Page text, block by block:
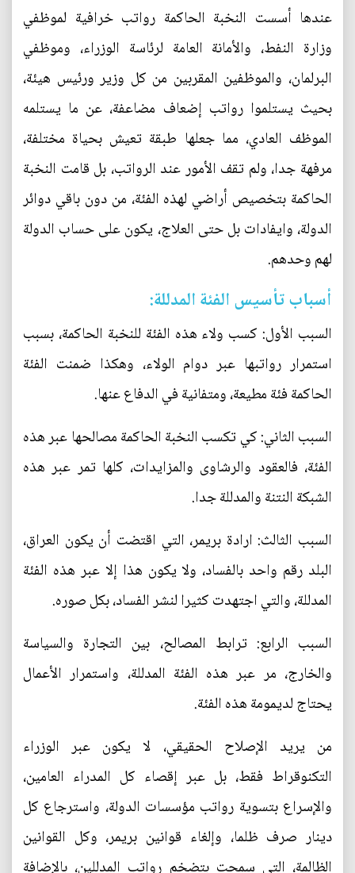
عندها أسست النخبة الحاكمة رواتب خرافية لموظفي
وزارة النفط، والأمانة العامة لرئاسة الوزراء، وموظفي
البرلمان، والموظفين المقربين من كل وزير ورئيس هيئة،
بحيث يستلموا رواتب إضعاف مضاعفة، عن ما يستلمه
الموظف العادي، مما جعلها طبقة تعيش بحياة مختلفة،
مرفهة جدا، ولم تقف الأمور عند الرواتب، بل قامت النخبة
الحاكمة بتخصيص أراضي لهذه الفئة، من دون باقي دوائر
الدولة، وايفادات بل حتى العلاج، يكون على حساب الدولة
لهم وحدهم.
أسباب تأسيس الفئة المدللة:
السبب الأول: كسب ولاء هذه الفئة للنخبة الحاكمة، بسبب
استمرار رواتبها عبر دوام الولاء، وهكذا ضمنت الفئة
الحاكمة فئة مطيعة، ومتفانية في الدفاع عنها.
السبب الثاني: كي تكسب النخبة الحاكمة مصالحها عبر هذه
الفئة، فالعقود والرشاوى والمزايدات، كلها تمر عبر هذه
الشبكة النتنة والمدللة جدا.
السبب الثالث: ارادة بريمر، التي اقتضت أن يكون العراق،
البلد رقم واحد بالفساد، ولا يكون هذا إلا عبر هذه الفئة
المدللة، والتي اجتهدت كثيرا لنشر الفساد، بكل صوره.
السبب الرابع: ترابط المصالح، بين التجارة والسياسة
والخارج، مر عبر هذه الفئة المدللة، واستمرار الأعمال
يحتاج لديمومة هذه الفئة.
من يريد الإصلاح الحقيقي، لا يكون عبر الوزراء
التكنوقراط فقط، بل عبر إقصاء كل المدراء العامين،
والإسراع بتسوية رواتب مؤسسات الدولة، واسترجاع كل
دينار صرف ظلما، وإلغاء قوانين بريمر، وكل القوانين
الظالمة، التي سمحت بتضخم رواتب المدللين، بالإضافة